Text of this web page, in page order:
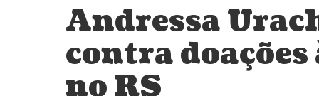
Andressa
contra
no RS